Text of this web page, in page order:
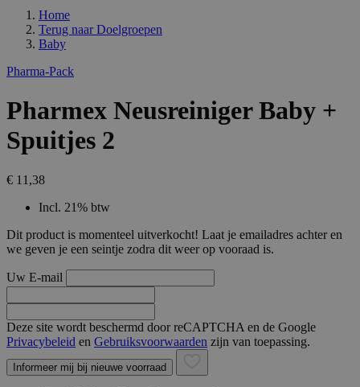
Home
Terug naar Doelgroepen
Baby
Pharma-Pack
Pharmex Neusreiniger Baby +
Spuitjes 2
€ 11,38
Incl. 21% btw
Dit product is momenteel uitverkocht! Laat je emailadres achter en
we geven je een seintje zodra dit weer op vooraad is.
Uw E-mail
Deze site wordt beschermd door reCAPTCHA en de Google
Privacybeleid en Gebruiksvoorwaarden zijn van toepassing.
Informeer mij bij nieuwe voorraad